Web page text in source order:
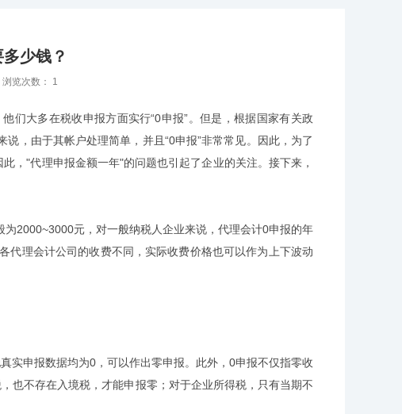
少钱？
览次数： 1
们大多在税收申报方面实行“0申报”。但是，根据国家有关政
，由于其帐户处理简单，并且“0申报”非常常见。因此，为了
此，"代理申报金额一年"的问题也引起了企业的关注。接下来，
2000~3000元，对一般纳税人企业来说，代理会计0申报的年
代理会计公司的收费不同，实际收费价格也可以作为上下波动
实申报数据均为0，可以作出零申报。此外，0申报不仅指零收
也不存在入境税，才能申报零；对于企业所得税，只有当期不